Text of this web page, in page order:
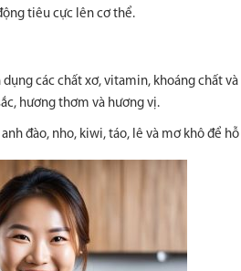
tiêu cực lên cơ thể.
các chất xơ, vitamin, khoáng chất
hương thơm và hương vị.
đào, nho, kiwi, táo, lê và mơ khô để